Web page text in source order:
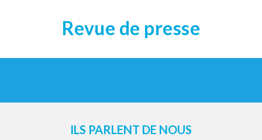
Revue de presse
ILS PARLENT DE NOUS